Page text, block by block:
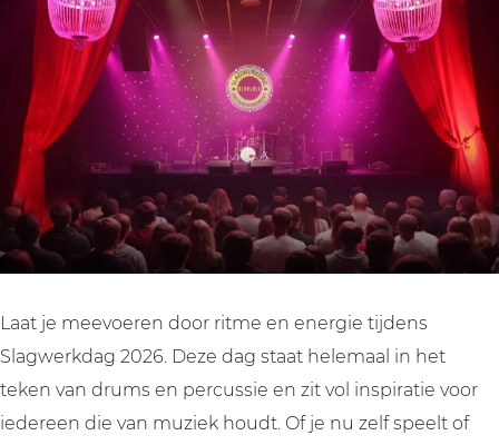
k
d
a
g
e
r
k
d
e
r
k
g
Laat je meevoeren door ritme en energie tijdens
Slagwerkdag 2026. Deze dag staat helemaal in het
teken van drums en percussie en zit vol inspiratie voor
iedereen die van muziek houdt. Of je nu zelf speelt of